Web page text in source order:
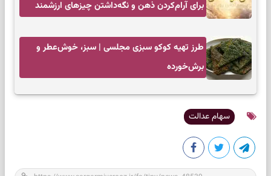
برای آرام‌کردن ذهن و نگه‌داشتن چیزهای ارزشمند
طرز تهیه کوکو سبزی مجلسی | سبز، خوش‌عطر و
برش‌خورده
سهام عدالت